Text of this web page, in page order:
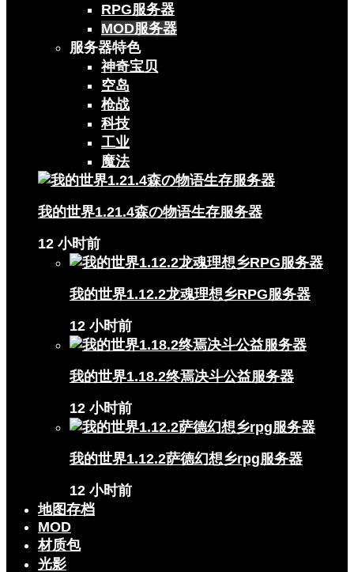
RPG服务器
MOD服务器
服务器特色
神奇宝贝
空岛
枪战
科技
工业
魔法
我的世界1.21.4森の物语生存服务器
12 小时前
我的世界1.12.2龙魂理想乡RPG服务器
12 小时前
我的世界1.18.2终焉决斗公益服务器
12 小时前
我的世界1.12.2萨德幻想乡rpg服务器
12 小时前
地图存档
MOD
材质包
光影